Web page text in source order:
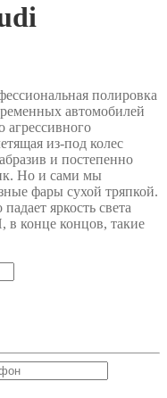
полировка
автомобилей
агрессивного
из-под колес
и постепенно
Но и сами мы
фары сухой тряпкой.
яркость света
в конце концов, такие